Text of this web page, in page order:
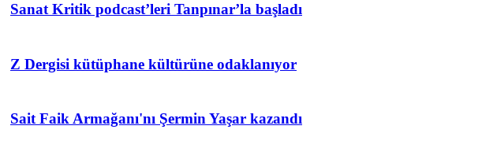
Sanat Kritik podcast’leri Tanpınar’la başladı
Z Dergisi kütüphane kültürüne odaklanıyor
Sait Faik Armağanı'nı Şermin Yaşar kazandı